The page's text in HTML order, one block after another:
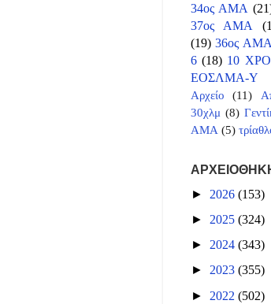
34ος ΑΜΑ
37ος ΑΜΑ
(19) 36ος
6 (18) 10
ΕΟΣΛΜΑ-Υ
Αρχείο
(11)
30χλμ (8)
ΑΜΑ (5)
► 2026 (153)
► 2025 (324)
► 2024 (343)
► 2023 (355)
► 2022 (502)